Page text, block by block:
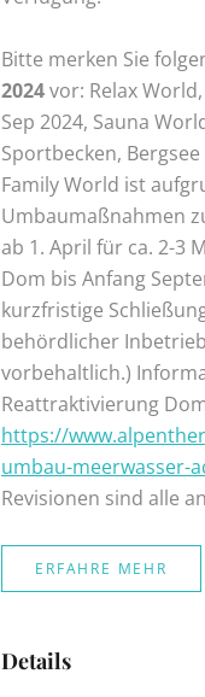
Bitte merken Sie
2024vor: Relax
Sep 2024, Sauna
Sportbecken,
Family World ist
Umbaumaßnahmen
ab 1. April für ca. 2-3
Dom bis Anfang
kurzfristige
behördlicher
vorbehaltlich.)
Reattraktivierung
https://
umbau-meerwasser-
Revisionen sind alle
ERFAHRE MEHR
Details